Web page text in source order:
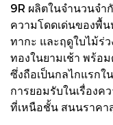
9R ผลิตในจำนวนจำ
ความโดดเด่นของพื้
ทากะ และฤดูใบไม้ร่
ทองในยามเช้า พร้อ
ซึ่งถือเป็นกลไกแรกใ
การยอมรับในเรื่อง
ที่เหนือชั้น สนนราค